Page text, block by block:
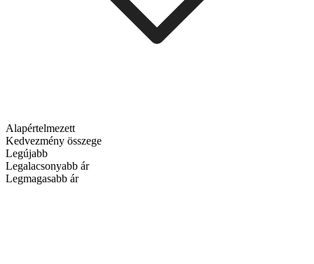
Alapértelmezett
Kedvezmény összege
Legújabb
Legalacsonyabb ár
Legmagasabb ár